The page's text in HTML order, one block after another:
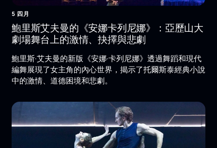
5 四月
鮑里斯艾夫曼的《安娜卡列尼娜》：亞歷山大
劇場舞台上的激情、抉擇與悲劇
鮑里斯·艾夫曼的新版《安娜·卡列尼娜》透過舞蹈和現代
編舞展現了女主角的內心世界，揭示了托爾斯泰經典小說
中的激情、道德困境和悲劇。